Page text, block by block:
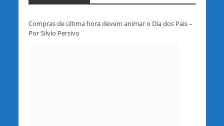
Compras de última hora devem animar o Dia dos Pais –
Por Silvio Persivo